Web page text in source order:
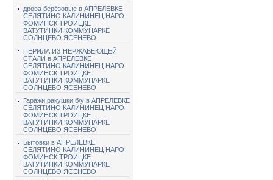
дрова берёзовые в АПРЕЛЕВКЕ
СЕЛЯТИНО КАЛИНИНЕЦ НАРО-
ФОМИНСК ТРОИЦКЕ
ВАТУТИНКИ КОММУНАРКЕ
СОЛНЦЕВО ЯСЕНЕВО
ПЕРИЛА ИЗ НЕРЖАВЕЮЩЕЙ
СТАЛИ в АПРЕЛЕВКЕ
СЕЛЯТИНО КАЛИНИНЕЦ НАРО-
ФОМИНСК ТРОИЦКЕ
ВАТУТИНКИ КОММУНАРКЕ
СОЛНЦЕВО ЯСЕНЕВО
Гаражи ракушки б/у в АПРЕЛЕВКЕ
СЕЛЯТИНО КАЛИНИНЕЦ НАРО-
ФОМИНСК ТРОИЦКЕ
ВАТУТИНКИ КОММУНАРКЕ
СОЛНЦЕВО ЯСЕНЕВО
Бытовки в АПРЕЛЕВКЕ
СЕЛЯТИНО КАЛИНИНЕЦ НАРО-
ФОМИНСК ТРОИЦКЕ
ВАТУТИНКИ КОММУНАРКЕ
СОЛНЦЕВО ЯСЕНЕВО